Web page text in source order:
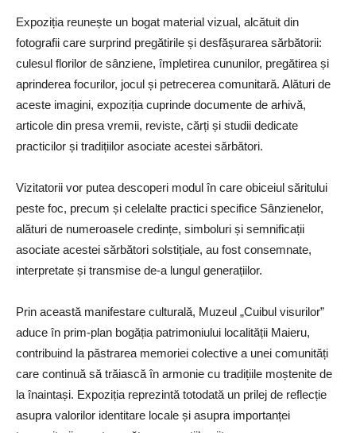
Expoziția reunește un bogat material vizual, alcătuit din
fotografii care surprind pregătirile și desfășurarea sărbătorii:
culesul florilor de sânziene, împletirea cununilor, pregătirea și
aprinderea focurilor, jocul și petrecerea comunitară. Alături de
aceste imagini, expoziția cuprinde documente de arhivă,
articole din presa vremii, reviste, cărți și studii dedicate
practicilor și tradițiilor asociate acestei sărbători.
Vizitatorii vor putea descoperi modul în care obiceiul săritului
peste foc, precum și celelalte practici specifice Sânzienelor,
alături de numeroasele credințe, simboluri și semnificații
asociate acestei sărbători solstițiale, au fost consemnate,
interpretate și transmise de-a lungul generațiilor.
Prin această manifestare culturală, Muzeul „Cuibul visurilor”
aduce în prim-plan bogăția patrimoniului localității Maieru,
contribuind la păstrarea memoriei colective a unei comunități
care continuă să trăiască în armonie cu tradițiile moștenite de
la înaintași. Expoziția reprezintă totodată un prilej de reflecție
asupra valorilor identitare locale și asupra importanței